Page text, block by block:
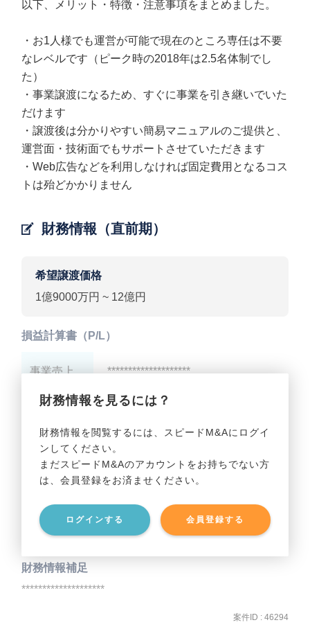
以下、メリット・特徴・注意事項をまとめました。
・お1人様でも運営が可能で現在のところ専任は不要
なレベルです（ピーク時の2018年は2.5名体制でし
た）
・事業譲渡になるため、すぐに事業を引き継いでいた
だけます
・譲渡後は分かりやすい簡易マニュアルのご提供と、
運営面・技術面でもサポートさせていただきます
・Web広告などを利用しなければ固定費用となるコス
トは殆どかかりません
財務情報（直前期）
希望譲渡価格
1億9000万円 ~ 12億円
財務情報を見るには？
財務情報を閲覧するには、スピードM&Aにログイ
ンしてください。
まだスピードM&Aのアカウントをお持ちでない方
は、会員登録をお済ませください。
ログインする 会員登録する
損益計算書（P/L）
事業売上 ********************
事業利益 ********************
貸借対照表（B/S）
事業資産 ********************
事業負債 ********************
財務情報補足
********************
案件ID : 46294